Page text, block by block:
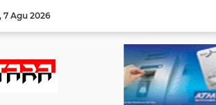
7 Agu 2026